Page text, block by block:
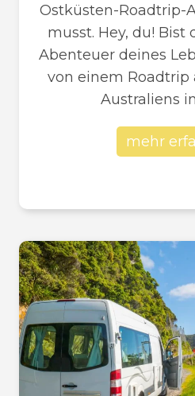
Ostküsten-Roadtrip-
musst. Hey, du! Bist
Abenteuer deines
von einem Roadtrip
Australiens
mehr